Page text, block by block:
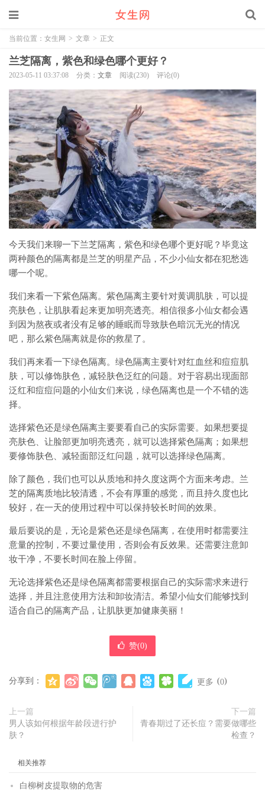
当前位置： 女生网 > 文章 > 正文
兰芝隔离，紫色和绿色哪个更好？
2023-05-11 03:37:08 分类： 文章 阅读(230) 评论(0)
今天我们来聊一下兰芝隔离，紫色和绿色哪个更好呢？毕竟这
两种颜色的隔离都是兰芝的明星产品，不少小仙女都在犯愁选
哪一个呢。
我们来看一下紫色隔离。紫色隔离主要针对黄调肌肤，可以提
亮肤色，让肌肤看起来更加明亮透亮。相信很多小仙女都会遇
到因为熬夜或者没有足够的睡眠而导致肤色暗沉无光的情况
吧，那么紫色隔离就是你的救星了。
我们再来看一下绿色隔离。绿色隔离主要针对红血丝和痘痘肌
肤，可以修饰肤色，减轻肤色泛红的问题。对于容易出现面部
泛红和痘痘问题的小仙女们来说，绿色隔离也是一个不错的选
择。
选择紫色还是绿色隔离主要要看自己的实际需要。如果想要提
亮肤色、让脸部更加明亮透亮，就可以选择紫色隔离；如果想
要修饰肤色、减轻面部泛红问题，就可以选择绿色隔离。
除了颜色，我们也可以从质地和持久度这两个方面来考虑。兰
芝的隔离质地比较清透，不会有厚重的感觉，而且持久度也比
较好，在一天的使用过程中可以保持较长时间的效果。
最后要说的是，无论是紫色还是绿色隔离，在使用时都需要注
意量的控制，不要过量使用，否则会有反效果。还需要注意卸
妆干净，不要长时间在脸上停留。
无论选择紫色还是绿色隔离都需要根据自己的实际需求来进行
选择，并且注意使用方法和卸妆清洁。希望小仙女们能够找到
适合自己的隔离产品，让肌肤更加健康美丽！
赞(0)
分享到： 更多 (0)
上一篇
男人该如何根据年龄段进行护
肤？
下一篇
青春期过了还长痘？需要做哪些
检查？
相关推荐
白柳树皮提取物的危害